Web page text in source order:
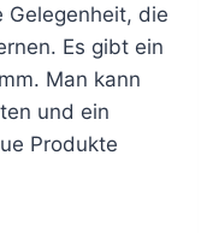
Gelegenheit, die
Es gibt ein
Man kann
und ein
Produkte